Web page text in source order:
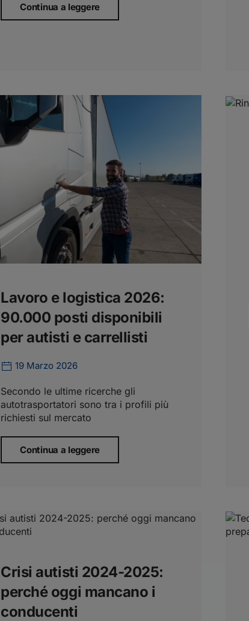
Continua a leggere
Lavoro e logistica 2026:
90.000 posti disponibili
per autisti e carrellisti
19 Marzo 2026
Secondo le ultime ricerche gli
autotrasportatori sono tra i profili più
richiesti sul mercato
Continua a leggere
Crisi autisti 2024-2025:
perché oggi mancano i
conducenti